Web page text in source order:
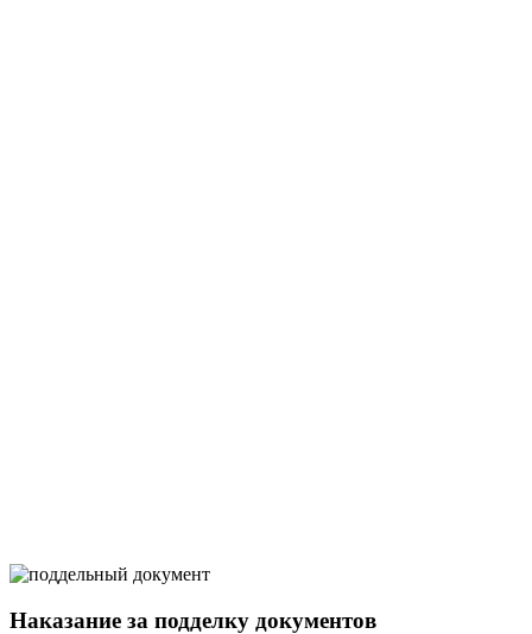
Наказание за подделку документов